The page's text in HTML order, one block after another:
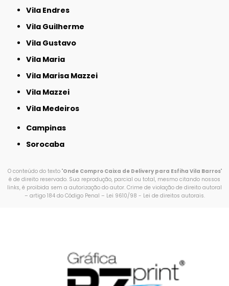
Vila Endres
Vila Guilherme
Vila Gustavo
Vila Maria
Vila Marisa Mazzei
Vila Mazzei
Vila Medeiros
Campinas
Sorocaba
O conteúdo do texto "Onde Compro Caixa de Delivery para Esfiha Vila Barros"
é de direito reservado. Sua reprodução, parcial ou total, mesmo citando nossos
links, é proibida sem a autorização do autor. Crime de violação de direito autoral
– artigo 184 do Código Penal – Lei 9610/98 - Lei de direitos autorais.